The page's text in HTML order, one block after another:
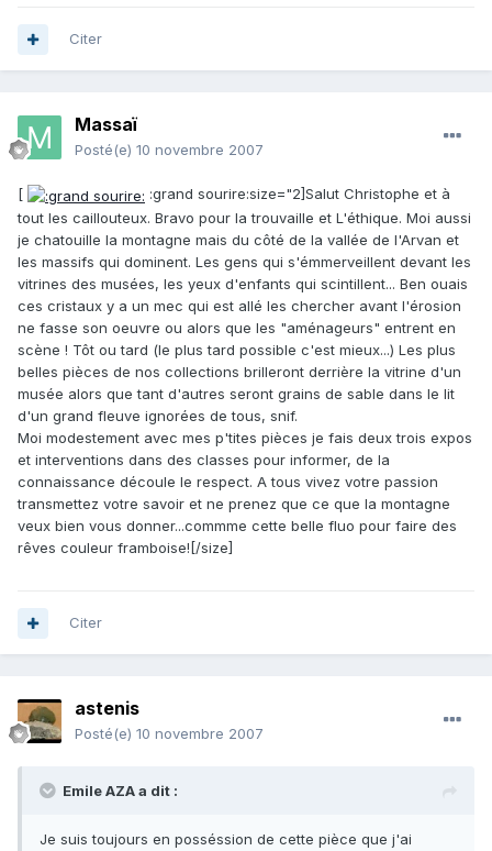
Citer
Massaï
Posté(e) 10 novembre 2007
[
:grand sourire:size="2]Salut Christophe et à
tout les caillouteux. Bravo pour la trouvaille et L'éthique. Moi aussi
je chatouille la montagne mais du côté de la vallée de l'Arvan et
les massifs qui dominent. Les gens qui s'émmerveillent devant les
vitrines des musées, les yeux d'enfants qui scintillent... Ben ouais
ces cristaux y a un mec qui est allé les chercher avant l'érosion
ne fasse son oeuvre ou alors que les "aménageurs" entrent en
scène ! Tôt ou tard (le plus tard possible c'est mieux...) Les plus
belles pièces de nos collections brilleront derrière la vitrine d'un
musée alors que tant d'autres seront grains de sable dans le lit
d'un grand fleuve ignorées de tous, snif.
Moi modestement avec mes p'tites pièces je fais deux trois expos
et interventions dans des classes pour informer, de la
connaissance découle le respect. A tous vivez votre passion
transmettez votre savoir et ne prenez que ce que la montagne
veux bien vous donner...commme cette belle fluo pour faire des
rêves couleur framboise![/size]
Citer
astenis
Posté(e) 10 novembre 2007
Emile AZA a dit :
Je suis toujours en posséssion de cette pièce que j'ai